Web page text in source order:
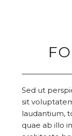
Sed ut
sit
laudantium,
quae ab illo